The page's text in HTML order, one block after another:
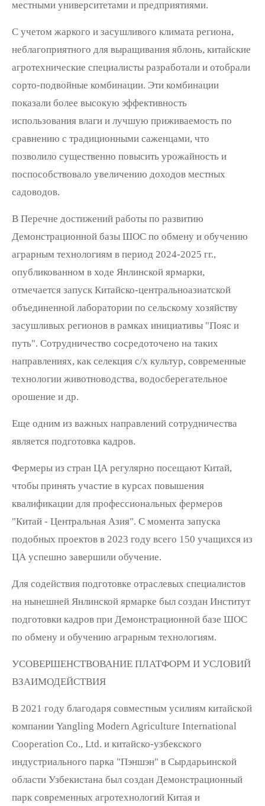
местными университетами и предприятиями.
С учетом жаркого и засушливого климата региона,
неблагоприятного для выращивания яблонь, китайские
агротехнические специалисты разработали и отобрали
сорто-подвойные комбинации. Эти комбинации
показали более высокую эффективность
использования влаги и лучшую приживаемость по
сравнению с традиционными саженцами, что
позволило существенно повысить урожайность и
поспособствовало увеличению доходов местных
садоводов.
В Перечне достижений работы по развитию
Демонстрационной базы ШОС по обмену и обучению
аграрным технологиям в период 2024-2025 гг.,
опубликованном в ходе Янлинской ярмарки,
отмечается запуск Китайско-центральноазиатской
объединенной лаборатории по сельскому хозяйству
засушливых регионов в рамках инициативы "Пояс и
путь". Сотрудничество сосредоточено на таких
направлениях, как селекция с/х культур, современные
технологии животноводства, водосберегательное
орошение и др.
Еще одним из важных направлений сотрудничества
является подготовка кадров.
Фермеры из стран ЦА регулярно посещают Китай,
чтобы принять участие в курсах повышения
квалификации для профессиональных фермеров
"Китай - Центральная Азия". С момента запуска
подобных проектов в 2023 году всего 150 учащихся из
ЦА успешно завершили обучение.
Для содействия подготовке отраслевых специалистов
на нынешней Янлинской ярмарке был создан Институт
подготовки кадров при Демонстрационной базе ШОС
по обмену и обучению аграрным технологиям.
УСОВЕРШЕНСТВОВАНИЕ ПЛАТФОРМ И УСЛОВИЙ
ВЗАИМОДЕЙСТВИЯ
В 2021 году благодаря совместным усилиям китайской
компании Yangling Modern Agriculture International
Cooperation Co., Ltd. и китайско-узбекского
индустриального парка "Пэншэн" в Сырдарьинской
области Узбекистана был создан Демонстрационный
парк современных агротехнологий Китая и